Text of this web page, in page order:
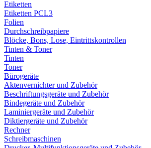
Etiketten
Etiketten PCL3
Folien
Durchschreibpapiere
Blöcke, Bons, Lose, Eintrittskontrollen
Tinten & Toner
Tinten
Toner
Bürogeräte
Aktenvernichter und Zubehör
Beschriftungsgeräte und Zubehör
Bindegeräte und Zubehör
Laminiergeräte und Zubehör
Diktiergeräte und Zubehör
Rechner
Schreibmaschinen